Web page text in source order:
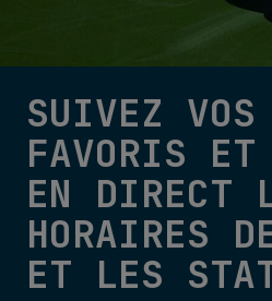
SUIVEZ VOS
FAVORIS ET
EN DIRECT
HORAIRES
ET LES